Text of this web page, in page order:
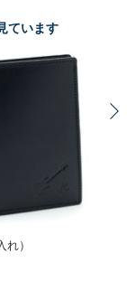
ています
）